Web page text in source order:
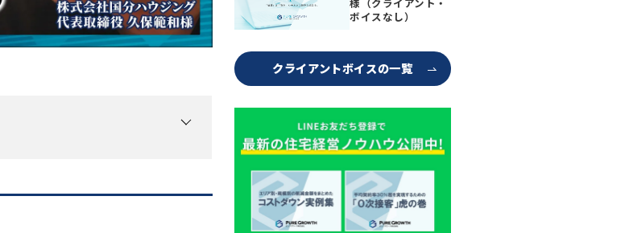
ボイスなし）
クライアントボイスの一覧